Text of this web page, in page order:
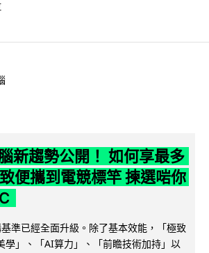
新趨勢公開！ 如何享最多
便攜到電競標竿 揀選啱你
準已經全面升級。除了基本效能，「極致
學」、「AI算力」、「前瞻技術加持」以